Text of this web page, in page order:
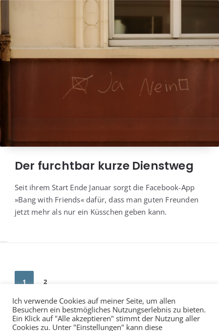
Der furchtbar kurze Dienstweg
Seit ihrem Start Ende Janu­ar sorgt die Face­book-App
»Bang with Fri­ends« dafür, dass man guten Freun­den
jetzt mehr als nur ein Küss­chen geben kann.
Seitennummerierung
Beiträge
1 2
Ich verwende Cookies auf meiner Seite, um allen
Besuchern ein bestmögliches Nutzungserlebnis zu bieten.
Ein Klick auf "Alle akzeptieren" stimmt der Nutzung aller
Cookies zu. Unter "Einstellungen" kann diese